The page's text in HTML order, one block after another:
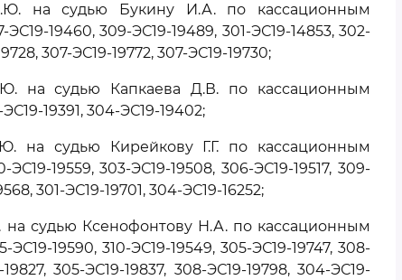
на судью Букину И.А. по кассационным
19460, 309-ЭС19-19489, 301-ЭС19-14853, 302-
307-ЭС19-19772, 307-ЭС19-19730;
на судью Капкаева Д.В. по кассационным
19391, 304-ЭС19-19402;
на судью Кирейкову Г.Г. по кассационным
19559, 303-ЭС19-19508, 306-ЭС19-19517, 309-
301-ЭС19-19701, 304-ЭС19-16252;
судью Ксенофонтову Н.А. по кассационным
19590, 310-ЭС19-19549, 305-ЭС19-19747, 308-
305-ЭС19-19837, 308-ЭС19-19798, 304-ЭС19-